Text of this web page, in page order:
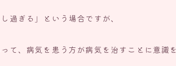
過ぎる」という場合ですが、
て、病気を患う方が病気を治すことに意識を